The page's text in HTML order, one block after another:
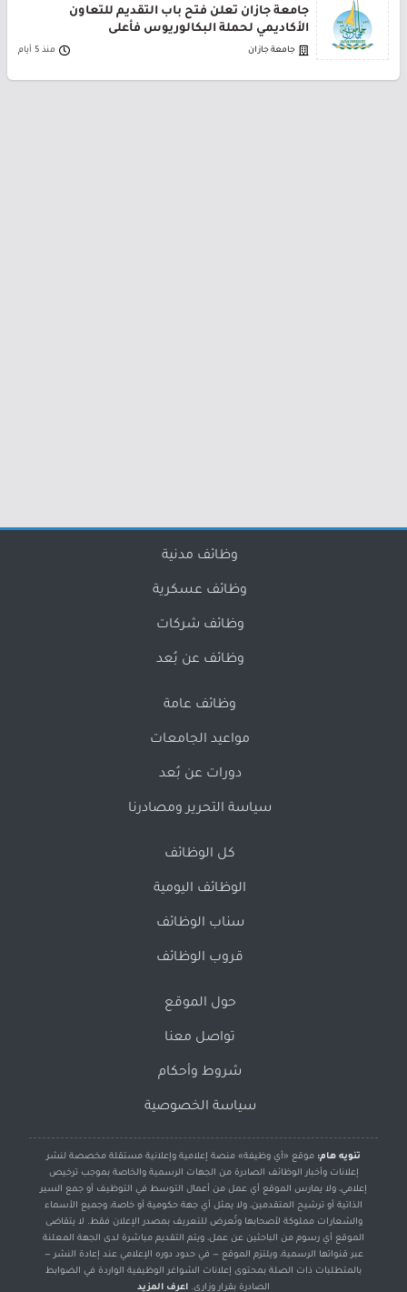
جامعة جازان تعلن فتح باب التقديم للتعاون
الأكاديمي لحملة البكالوريوس فأعلى
جامعة جازان منذ 5 أيام
وظائف مدنية
وظائف عسكرية
وظائف شركات
وظائف عن بُعد
وظائف عامة
مواعيد الجامعات
دورات عن بُعد
سياسة التحرير ومصادرنا
كل الوظائف
الوظائف اليومية
سناب الوظائف
قروب الوظائف
حول الموقع
تواصل معنا
شروط وأحكام
سياسة الخصوصية
تنويه هام: موقع «أي وظيفة» منصة إعلامية وإعلانية مستقلة مخصصة لنشر
إعلانات وأخبار الوظائف الصادرة من الجهات الرسمية والخاصة بموجب ترخيص
إعلامي، ولا يمارس الموقع أي عمل من أعمال التوسط في التوظيف أو جمع السير
الذاتية أو ترشيح المتقدمين، ولا يمثل أي جهة حكومية أو خاصة، وجميع الأسماء
والشعارات مملوكة لأصحابها وتُعرض للتعريف بمصدر الإعلان فقط. لا يتقاضى
الموقع أي رسوم من الباحثين عن عمل، ويتم التقديم مباشرة لدى الجهة المعلنة
عبر قنواتها الرسمية، ويلتزم الموقع — في حدود دوره الإعلامي عند إعادة النشر —
بالمتطلبات ذات الصلة بمحتوى إعلانات الشواغر الوظيفية الواردة في الضوابط
الصادرة بقرار وزاري. اعرف المزيد